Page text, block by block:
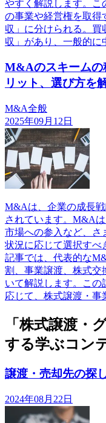
やすく解説します。こ
の事業や経営権を取得
収」に分けられる。買
収」があり、一般的に
M&Aのスキームの
リット、選び方を
M&A全般
2025年09月12日
M&Aは、企業の成長
されています。M&A
市場への参入など、さ
状況に応じて選択すべ
記事では、代表的な
割、事業譲渡、株式交
いて解説します。こ
応じて、株式譲渡・事
「株式譲渡・
する学ぶコン
譲渡・売却先の探
2024年08月22日